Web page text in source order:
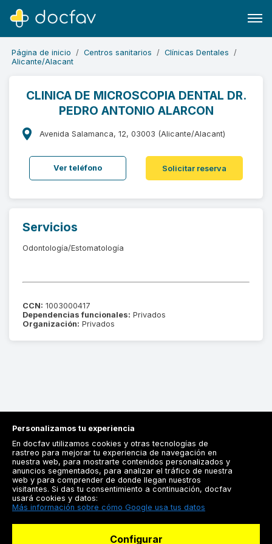
Buscar
Software para clínicas
Soporte
¿Eres un doctor?
Página de inicio Centros sanitarios
Clínicas Dentales
Alicante/Alacant
CLINICA DE MICROSCOPIA DENTAL DR.
PEDRO ANTONIO ALARCON
Avenida Salamanca, 12, 03003 (Alicante/Alacant)
Ver teléfono Solicitar reserva
Servicios
Odontología/Estomatología
CCN: 1003000417
Dependencias funcionales: Privados
Organización: Privados
Registrarse
Docfav
Personalizamos tu experiencia
En docfav utilizamos cookies y otras tecnologías de
rastreo para mejorar tu experiencia de navegación en
nuestra web, para mostrarte contenidos personalizados y
anuncios segmentados, para analizar el tráfico de nuestra
web y para comprender de donde llegan nuestros
visitantes. Si das tu consentimiento a continuación, docfav
usará cookies y datos:
Más información sobre cómo Google usa tus datos
Configurar